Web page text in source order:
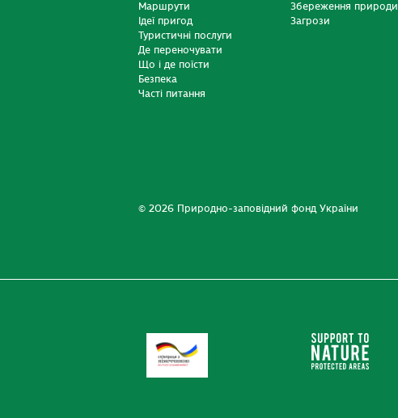
Маршрути
Ідеї пригод
Туристичні послуги
Де переночувати
Що і де поїсти
Безпека
Часті питання
Збереження природи
Загрози
© 2026 Природно-заповідний фонд України